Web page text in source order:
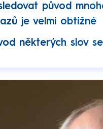
původ
je velmi obtížné
některých slov